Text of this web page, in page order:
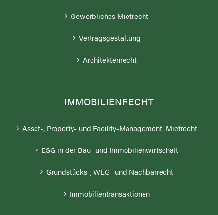
Gewerbliches Mietrecht
Vertragsgestaltung
Architektenrecht
IMMOBILIENRECHT
Asset-, Property- und Facility-Management; Mietrecht
ESG in der Bau- und Immobilienwirtschaft
Grundstücks-, WEG- und Nachbarrecht
Immobilientransaktionen